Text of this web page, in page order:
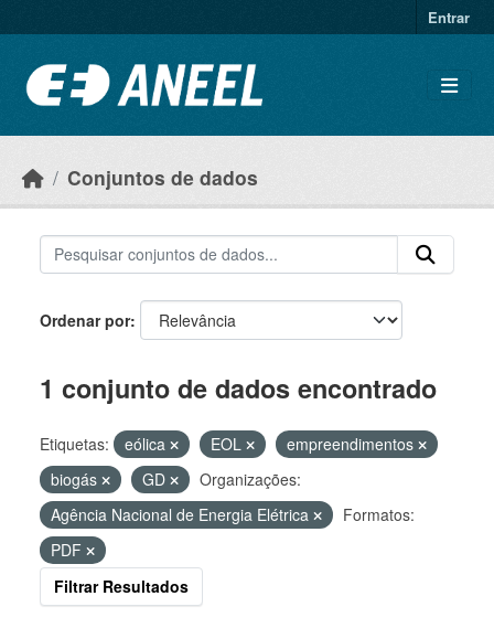
Entrar
Conjuntos de dados
Ordenar por
1 conjunto de dados encontrado
Etiquetas: eólica EOL
empreendimentos
biogás
GD
Organizações:
Agência Nacional de Energia Elétrica
Formatos:
PDF
Filtrar Resultados